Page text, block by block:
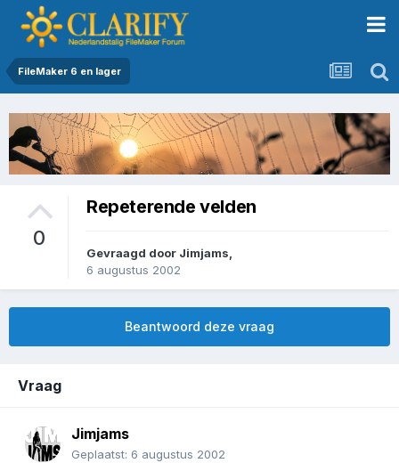
FileMaker 6 en lager
0
Repeterende velden
Gevraagd door Jimjams
6 augustus 2002
Beantwoord deze vraag
Vraag
Jimjams
Geplaatst: 6 augustus 2002